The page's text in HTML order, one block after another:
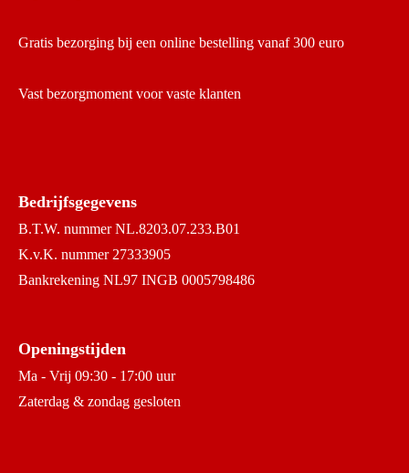
Gratis bezorging bij een online bestelling vanaf 300 euro
Vast bezorgmoment voor vaste klanten
Bedrijfsgegevens
B.T.W. nummer NL.8203.07.233.B01
K.v.K. nummer 27333905
Bankrekening NL97 INGB 0005798486
Openingstijden
Ma - Vrij 09:30 - 17:00 uur
Zaterdag & zondag gesloten